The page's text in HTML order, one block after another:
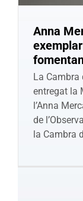
Anna
La Cambra
entregat la
l’Anna
de
la Cambra